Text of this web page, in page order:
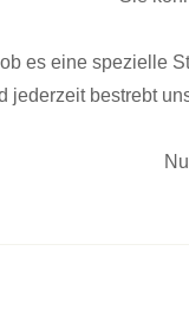
es eine spezielle
jederzeit bestrebt